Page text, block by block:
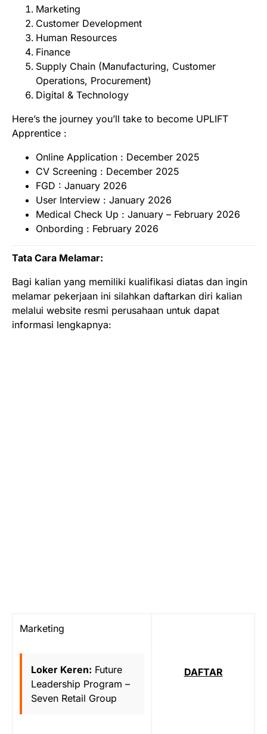
Marketing
Customer Development
Human Resources
Finance
Supply Chain (Manufacturing, Customer
Operations, Procurement)
Digital & Technology
Here’s the journey you’ll take to become UPLIFT
Apprentice :
Online Application : December 2025
CV Screening : December 2025
FGD : January 2026
User Interview : January 2026
Medical Check Up : January – February 2026
Onbording : February 2026
Tata Cara Melamar:
Bagi kalian yang memiliki kualifikasi diatas dan ingin
melamar pekerjaan ini silahkan daftarkan diri kalian
melalui website resmi perusahaan untuk dapat
informasi lengkapnya:
Marketing
Loker Keren: Future
Leadership Program –
Seven Retail Group
DAFTAR